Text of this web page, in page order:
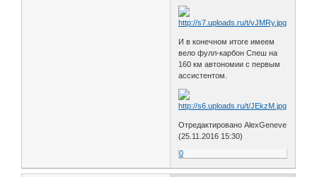
И в конечном итоге имеем
вело фулл-карбон Спеш на
160 км автономии с первым
ассистентом.
Отредактировано AlexGeneve
(25.11.2016 15:30)
0